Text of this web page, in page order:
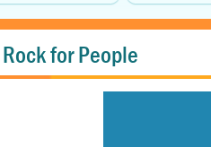
for People